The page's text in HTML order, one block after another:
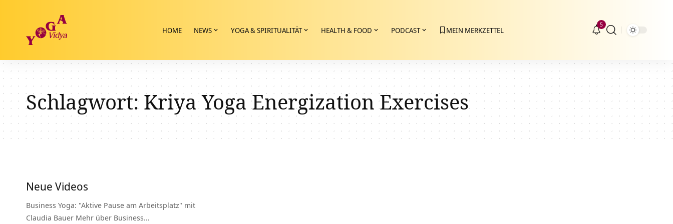
HOME NEWS YOGA & SPIRITUALITÄT HEALTH & FOOD PODCAST MEIN MERKZETTEL
5
Schlagwort:Kriya Yoga Energization Exercises
Neue Videos
Business Yoga: "Aktive Pause am Arbeitsplatz" mit
Claudia Bauer Mehr über Business…